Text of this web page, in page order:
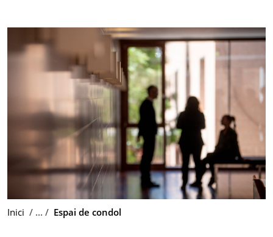
Inici Espai de condol